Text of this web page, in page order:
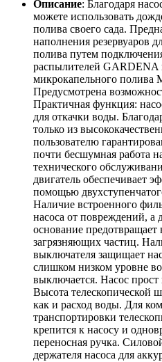
Описание: Благодаря
можете использовать
полива своего сада.
наполнения резервуаров
полива путем
распылителей GARDENA
микрокапельного полива
Предусмотрена
Практичная функция:
для откачки воды.
только из
пользователю
почти бесшумная работа
технического
двигатель обеспечивает
помощью
Наличие встроенного
насоса от повреждений, а
основание
загрязняющих частиц.
выключателя защищает
слишком низком уровне
выключается. Насос
Высота телескопической
как и расход воды. Для
транспортировки
крепится к насосу и
переносная ручка.
держателя насоса для